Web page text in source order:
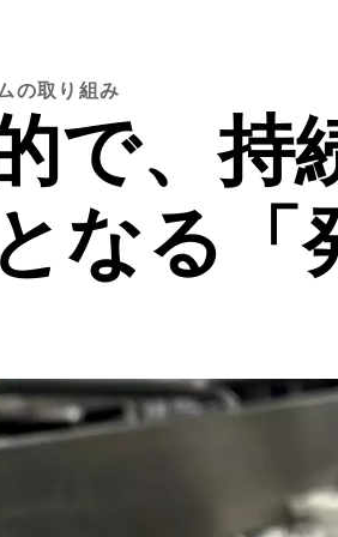
の取り組み
で、持
なる「